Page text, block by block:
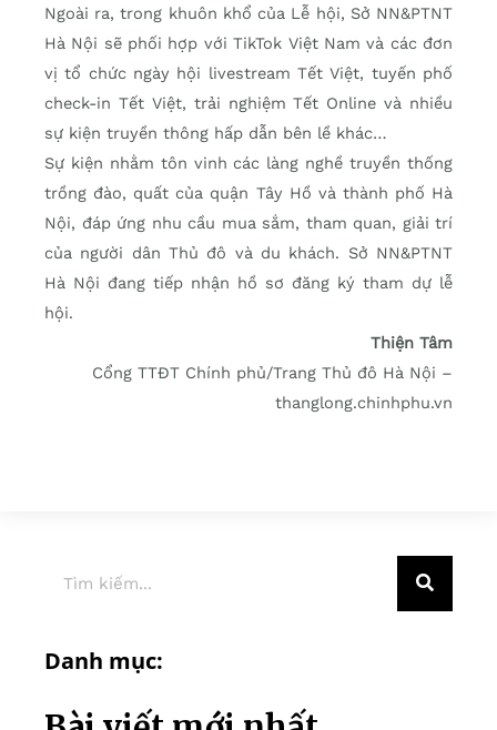
Ngoài ra, trong khuôn khổ của Lễ hội, Sở NN&PTNT
Hà Nội sẽ phối hợp với TikTok Việt Nam và các đơn
vị tổ chức ngày hội livestream Tết Việt, tuyến phố
check-in Tết Việt, trải nghiệm Tết Online và nhiều
sự kiện truyền thông hấp dẫn bên lề khác…
Sự kiện nhằm tôn vinh các làng nghề truyền thống
trồng đào, quất của quận Tây Hồ và thành phố Hà
Nội, đáp ứng nhu cầu mua sắm, tham quan, giải trí
của người dân Thủ đô và du khách. Sở NN&PTNT
Hà Nội đang tiếp nhận hồ sơ đăng ký tham dự lễ
hội.
Thiện Tâm
Cổng TTĐT Chính phủ/Trang Thủ đô Hà Nội –
thanglong.chinhphu.vn
Danh mục: